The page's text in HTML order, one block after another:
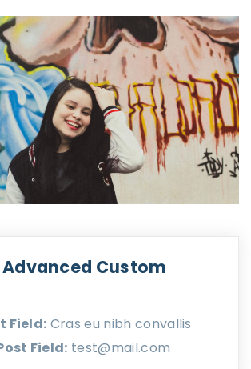
Custom
Field: Cras eu nibh convallis
Field: test@mail.com